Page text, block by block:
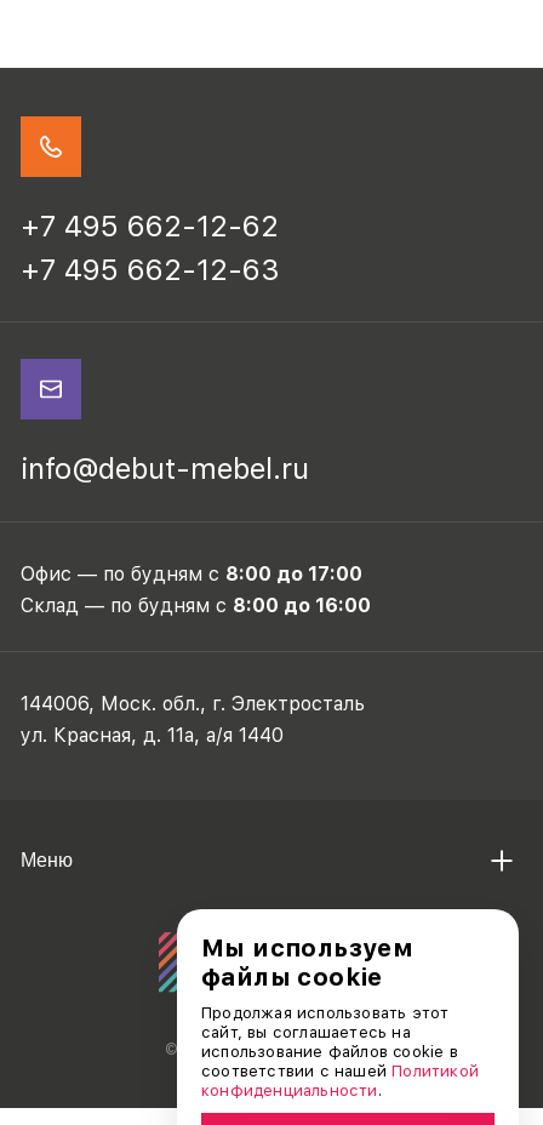
+7 495 662-12-62
+7 495 662-12-63
info@debut-mebel.ru
Офис — по будням с 8:00 до 17:00
Склад — по будням с 8:00 до 16:00
144006, Моск. обл., г. Электросталь
ул. Красная, д. 11а, а/я 1440
© АО «ДЕБЮТ», 2011 — 2026
Меню
Мы используем
файлы cookie
Продолжая использовать этот
сайт, вы соглашаетесь на
использование файлов cookie в
соответствии с нашейПолитикой
конфиденциальности .